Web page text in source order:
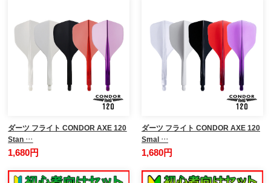
ダーツ フライト CONDOR AXE 120
Stan …
1,680円
ダーツ フライト CONDOR AXE 120
Smal …
1,680円